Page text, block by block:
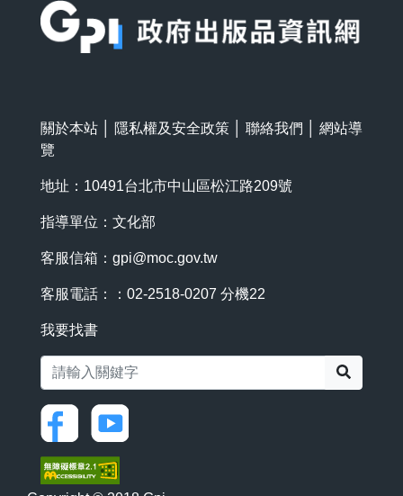
關於本站 隱私權及安全政策 聯絡我們
網站導
覽
地址：10491台北市中山區松江路209號
指導單位：文化部
客服信箱： gpi@moc.gov.tw
客服電話：：02-2518-0207 分機22
我要找書